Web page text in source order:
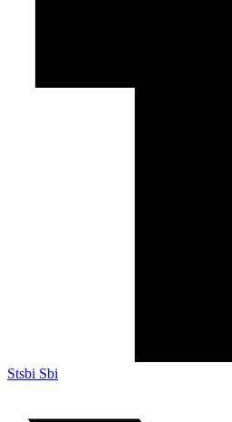
Stsbi Sbi